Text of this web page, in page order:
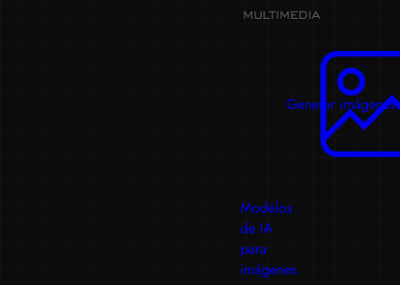
MULTIMEDIA
Generar imágenes
Modelos
de IA
para
imágenes